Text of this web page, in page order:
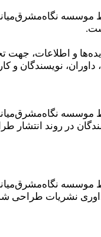
موسسه
ایده‌ها و اطلاعات،
نویسندگان و
در روند
و داوری نشریات